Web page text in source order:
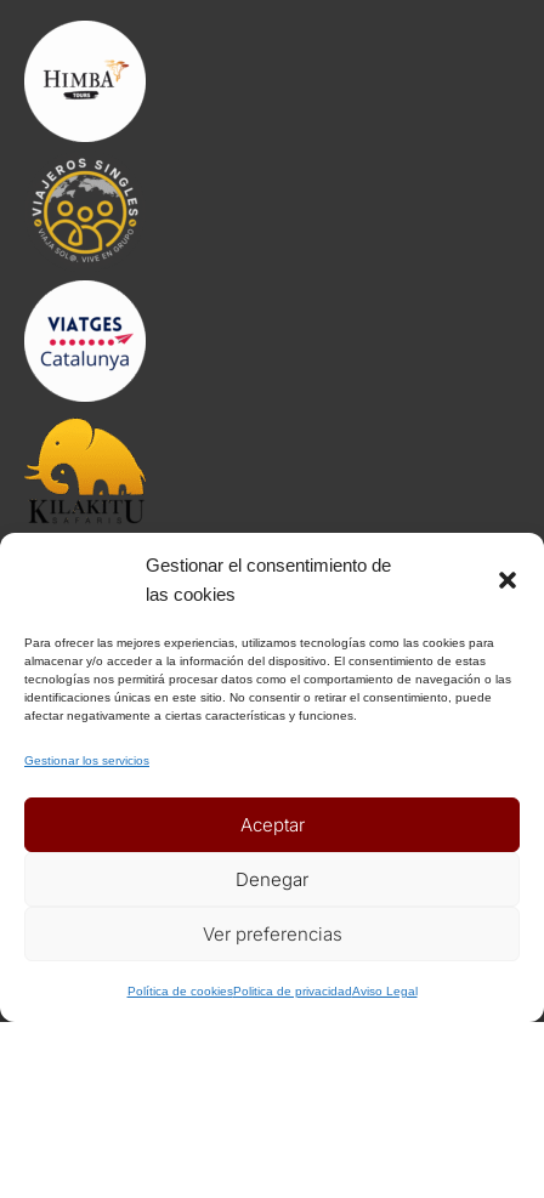
Gestionar el consentimiento de
las cookies
Para ofrecer las mejores experiencias, utilizamos tecnologías como las cookies para
almacenar y/o acceder a la información del dispositivo. El consentimiento de estas
tecnologías nos permitirá procesar datos como el comportamiento de navegación o las
identificaciones únicas en este sitio. No consentir o retirar el consentimiento, puede
afectar negativamente a ciertas características y funciones.
Gestionar los servicios
Aceptar
Denegar
Ver preferencias
Política de cookiesPolitica de privacidadAviso Legal
INFORMACIÓN
Aviso Legal
Política de Privacidad
Política de Cookies
ENLACES DE INTERÉS
Recomendaciones de viaje del Ministerio de Exterior